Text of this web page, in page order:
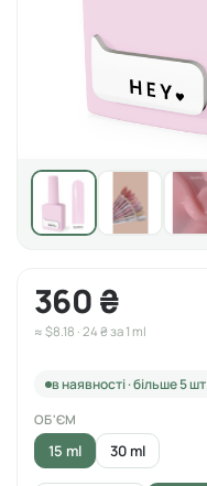
360 ₴
≈ $8.18 · 24 ₴ за 1 ml
в наявності · більше 5 шт
ОБ'ЄМ
15 ml 30 ml